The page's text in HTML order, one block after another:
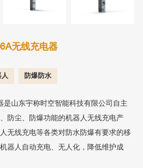
无线充电器
防爆防水
是山东宇称时空智能科技有限公司自主
防尘、防爆功能的机器人无线充电产
无线充电等各类对防水防爆有要求的移
器人自动充电、无人化，降低维护成